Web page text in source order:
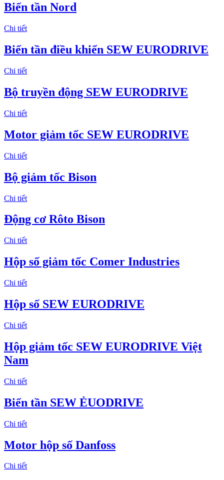
Biến tần Nord
Chi tiết
Biến tần điều khiển SEW EURODRIVE
Chi tiết
Bộ truyền động SEW EURODRIVE
Chi tiết
Motor giảm tốc SEW EURODRIVE
Chi tiết
Bộ giảm tốc Bison
Chi tiết
Động cơ Rôto Bison
Chi tiết
Hộp số giảm tốc Comer Industries
Chi tiết
Hộp số SEW EURODRIVE
Chi tiết
Hộp giảm tốc SEW EURODRIVE Việt
Nam
Chi tiết
Biến tần SEW ẺUODRIVE
Chi tiết
Motor hộp số Danfoss
Chi tiết